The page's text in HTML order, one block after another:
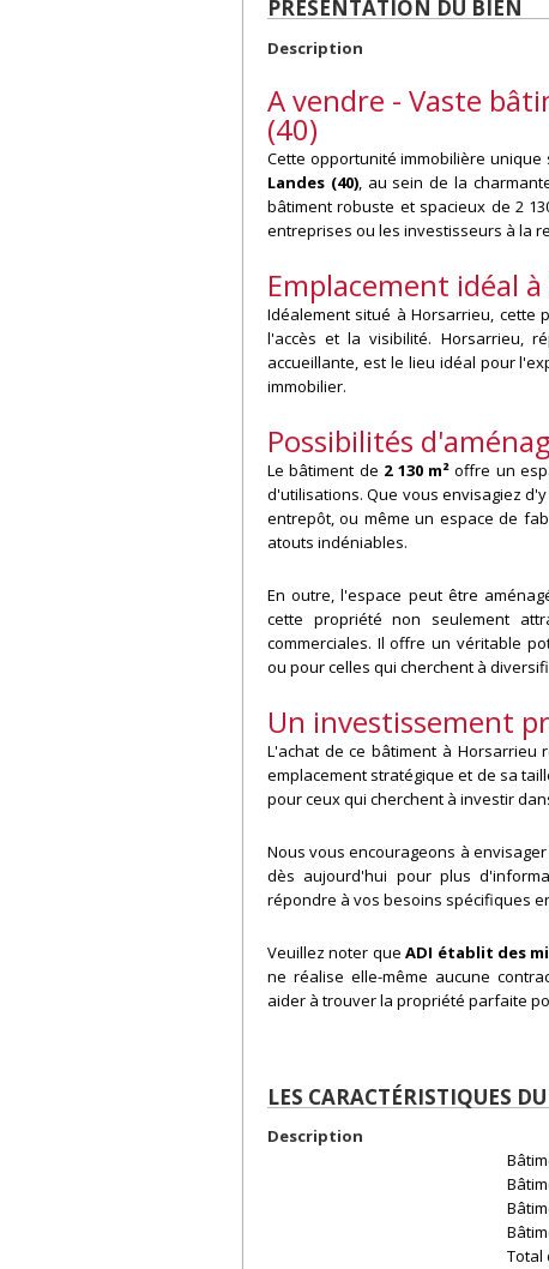
PRÉSENTATION DU BIEN
Description
A vendre - Vaste
(40)
Cette opportunité immobilière unique
Landes (40), au sein de la
bâtiment robuste et spacieux de 2
entreprises ou les investisseurs à la
Emplacement idéal
Idéalement situé à Horsarrieu, cette
l'accès et la visibilité. Horsarrieu,
accueillante, est le lieu idéal pour
immobilier.
Possibilités
Le bâtiment de 2 130 m²offre un
d'utilisations. Que vous envisagiez
entrepôt, ou même un espace de
atouts indéniables.
En outre, l'espace peut être
cette propriété non seulement
commerciales. Il offre un véritable
ou pour celles qui cherchent à
Un investissement
L'achat de ce bâtiment à
emplacement stratégique et de sa
pour ceux qui cherchent à investir
Nous vous encourageons à
dès aujourd'hui pour plus
répondre à vos besoins spécifiques
Veuillez noter queADI établit des
ne réalise elle-même aucune
aider à trouver la propriété parfaite
LES CARACTÉRISTIQUES
Description
Total